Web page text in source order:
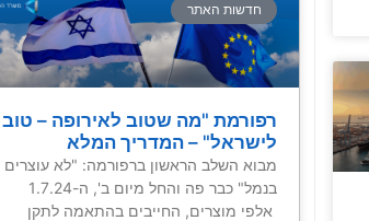
חדשות האתר
רפורמת "מה שטוב לאירופה – טוב
לישראל" – המדריך המלא
מבוא השלב הראשון ברפורמה: "לא עוצרים
בנמל" כבר פה והחל מיום ב', ה-1.7.24
אלפי מוצרים, החייבים בהתאמה לתקן